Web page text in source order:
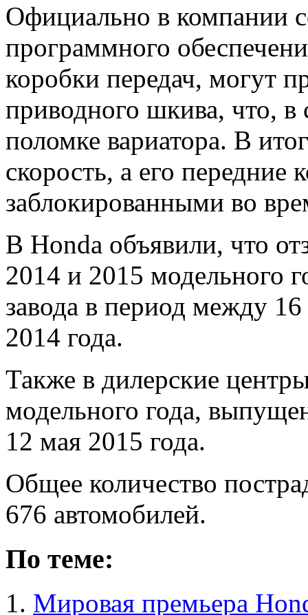
Официально в компании
программного
коробки передач, могут
приводного шкива, что, в
поломке вариатора. В
скорость, а его передние
заблокированными во
В Honda объявили, что
2014 и 2015 модельного
завода в период между
2014 года.
Также в дилерские
модельного года,
12 мая 2015 года.
Общее количество
676 автомобилей.
По теме:
Мировая премьера